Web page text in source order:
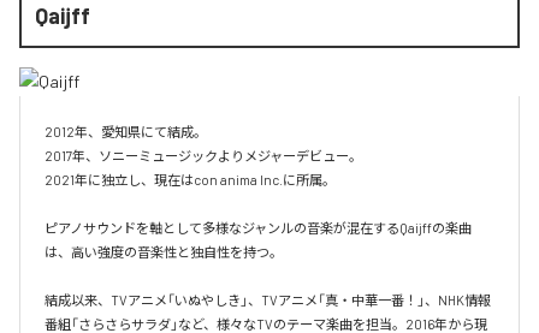
Qaijff
2012年、愛知県にて結成。
2017年、ソニーミュージックよりメジャーデビュー。
2021年に独立し、現在はcon anima Inc.に所属。
ピアノサウンドを軸として多様なジャンルの音楽が混在するQaijffの楽曲
は、高い強度の音楽性と独自性を持つ。
結成以来、TVアニメ「いぬやしき」、TVアニメ「真・中華一番！」、NHK情報
番組「さらさらサラダ」など、様々なTVのテーマ楽曲を担当。2016年から現